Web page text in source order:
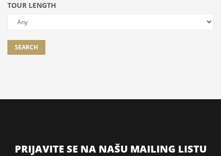
TOUR LENGTH
SEARCH
PRIJAVITE SE NA NAŠU MAILING LISTU